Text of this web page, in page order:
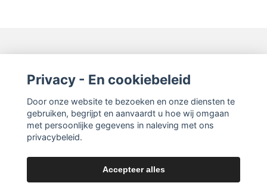
Lees meer
Privacy - En cookiebeleid
Door onze website te bezoeken en onze diensten te
gebruiken, begrijpt en aanvaardt u hoe wij omgaan
met persoonlijke gegevens in naleving met ons
privacybeleid.
Accepteer alles